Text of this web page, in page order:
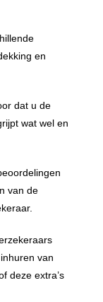
en
dat u de
wat wel en
van de
van
deze extra’s